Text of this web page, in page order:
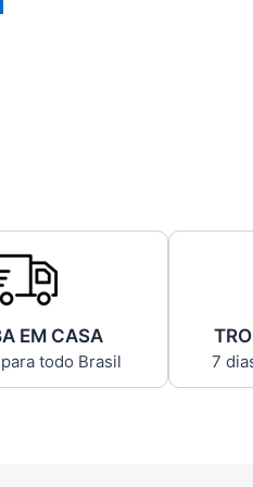
EM CASA
todo Brasil 7